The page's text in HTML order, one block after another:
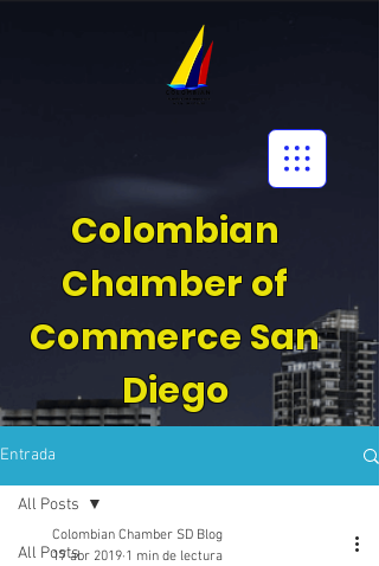
Colombian
Chamber of
Commerce San
Diego
Entrada
All Posts
All Posts
Colombian Chamber SD Blog
17 abr 2019 1 min de lectura